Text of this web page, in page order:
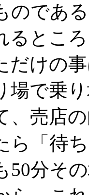
のであ
るとこ
だけの
場で乗
、売店
ら「 待
50分そ